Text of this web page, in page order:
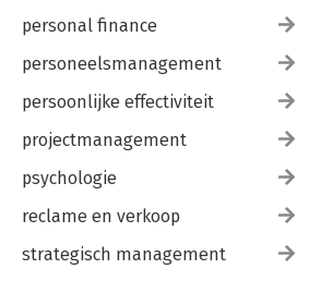
personal finance
personeelsmanagement
persoonlijke effectiviteit
projectmanagement
psychologie
reclame en verkoop
strategisch management